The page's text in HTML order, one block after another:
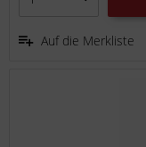
Auf die Merkliste